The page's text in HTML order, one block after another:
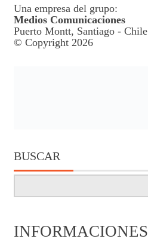
Una empresa del grupo:
Medios Comunicaciones
Puerto Montt, Santiago - Chile
© Copyright 2026
BUSCAR
INFORMACIONES